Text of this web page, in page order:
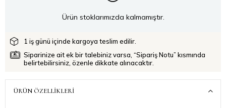
Ürün stoklarımızda kalmamıştır.
1 iş günü içinde kargoya teslim edilir.
Siparinize ait ek bir talebiniz varsa, “Sipariş Notu” kısmında
belirtebilirsiniz, özenle dikkate alınacaktır.
ÜRÜN ÖZELLIKLERI